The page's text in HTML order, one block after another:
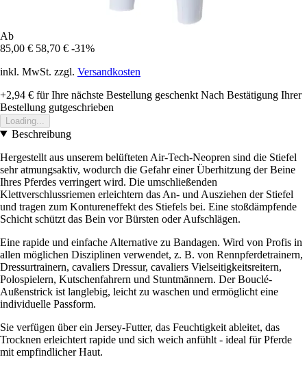
Ab
85,00 € 58,70 € -31%
inkl. MwSt. zzgl. Versandkosten
+2,94 € für Ihre nächste Bestellung geschenkt Nach Bestätigung Ihrer
Bestellung gutgeschrieben
Loading...
Beschreibung
Hergestellt aus unserem belüfteten Air-Tech-Neopren sind die Stiefel
sehr atmungsaktiv, wodurch die Gefahr einer Überhitzung der Beine
Ihres Pferdes verringert wird. Die umschließenden
Klettverschlussriemen erleichtern das An- und Ausziehen der Stiefel
und tragen zum Kontureneffekt des Stiefels bei. Eine stoßdämpfende
Schicht schützt das Bein vor Bürsten oder Aufschlägen.
Eine rapide und einfache Alternative zu Bandagen. Wird von Profis in
allen möglichen Disziplinen verwendet, z. B. von Rennpferdetrainern,
Dressurtrainern, cavaliers Dressur, cavaliers Vielseitigkeitsreitern,
Polospielern, Kutschenfahrern und Stuntmännern. Der Bouclé-
Außenstrick ist langlebig, leicht zu waschen und ermöglicht eine
individuelle Passform.
Sie verfügen über ein Jersey-Futter, das Feuchtigkeit ableitet, das
Trocknen erleichtert rapide und sich weich anfühlt - ideal für Pferde
mit empfindlicher Haut.